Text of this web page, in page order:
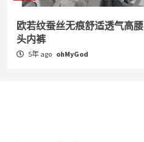
欧若纹蚕丝无痕舒适透气高腰
头内裤
5年 ago ohMyGod